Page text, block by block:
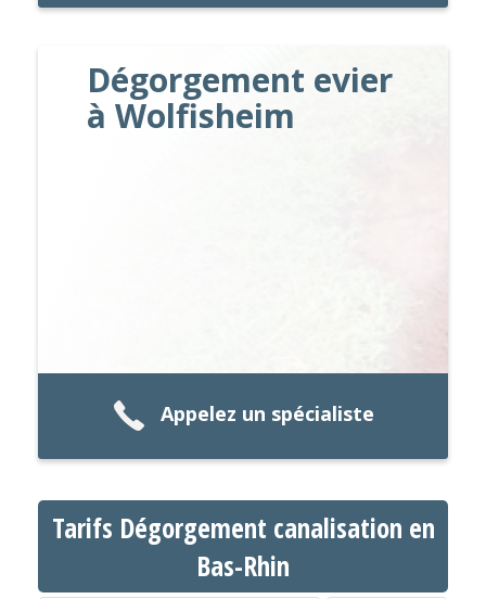
Dégorgement evier
à Wolfisheim
Appelez un spécialiste
Tarifs Dégorgement canalisation en
Bas-Rhin